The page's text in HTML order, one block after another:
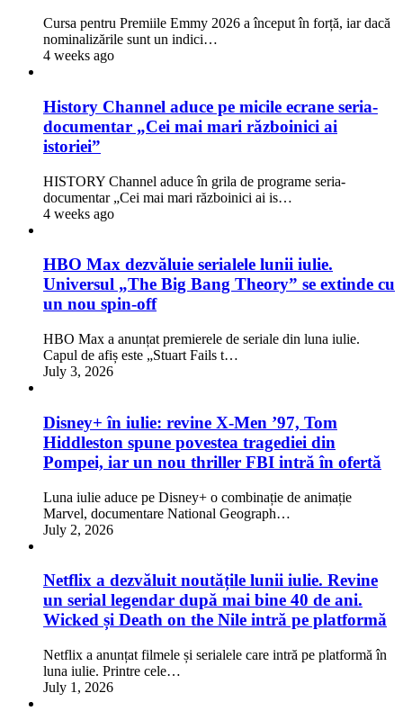
Cursa pentru Premiile Emmy 2026 a început în forță, iar dacă
nominalizările sunt un indici…
4 weeks ago
History Channel aduce pe micile ecrane seria-
documentar „Cei mai mari războinici ai
istoriei”
HISTORY Channel aduce în grila de programe seria-
documentar „Cei mai mari războinici ai is…
4 weeks ago
HBO Max dezvăluie serialele lunii iulie.
Universul „The Big Bang Theory” se extinde cu
un nou spin-off
HBO Max a anunțat premierele de seriale din luna iulie.
Capul de afiș este „Stuart Fails t…
July 3, 2026
Disney+ în iulie: revine X-Men ’97, Tom
Hiddleston spune povestea tragediei din
Pompei, iar un nou thriller FBI intră în ofertă
Luna iulie aduce pe Disney+ o combinație de animație
Marvel, documentare National Geograph…
July 2, 2026
Netflix a dezvăluit noutățile lunii iulie. Revine
un serial legendar după mai bine 40 de ani.
Wicked și Death on the Nile intră pe platformă
Netflix a anunțat filmele și serialele care intră pe platformă în
luna iulie. Printre cele…
July 1, 2026